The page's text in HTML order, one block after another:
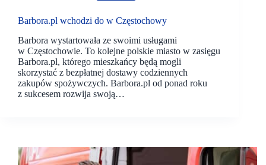
Barbora.pl wchodzi do w Częstochowy
Barbora wystartowała ze swoimi usługami
w Częstochowie. To kolejne polskie miasto w zasięgu
Barbora.pl, którego mieszkańcy będą mogli
skorzystać z bezpłatnej dostawy codziennych
zakupów spożywczych. Barbora.pl od ponad roku
z sukcesem rozwija swoją…